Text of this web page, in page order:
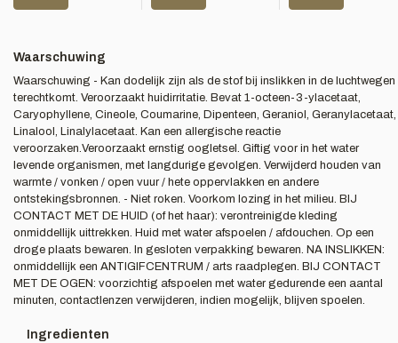
Waarschuwing
Waarschuwing - Kan dodelijk zijn als de stof bij inslikken in de luchtwegen
terechtkomt. Veroorzaakt huidirritatie. Bevat 1-octeen-3-ylacetaat,
Caryophyllene, Cineole, Coumarine, Dipenteen, Geraniol, Geranylacetaat,
Linalool, Linalylacetaat. Kan een allergische reactie
veroorzaken.Veroorzaakt ernstig oogletsel. Giftig voor in het water
levende organismen, met langdurige gevolgen. Verwijderd houden van
warmte / vonken / open vuur / hete oppervlakken en andere
ontstekingsbronnen. - Niet roken. Voorkom lozing in het milieu. BIJ
CONTACT MET DE HUID (of het haar): verontreinigde kleding
onmiddellijk uittrekken. Huid met water afspoelen / afdouchen. Op een
droge plaats bewaren. In gesloten verpakking bewaren. NA INSLIKKEN:
onmiddellijk een ANTIGIFCENTRUM / arts raadplegen. BIJ CONTACT
MET DE OGEN: voorzichtig afspoelen met water gedurende een aantal
minuten, contactlenzen verwijderen, indien mogelijk, blijven spoelen.
Ingredienten